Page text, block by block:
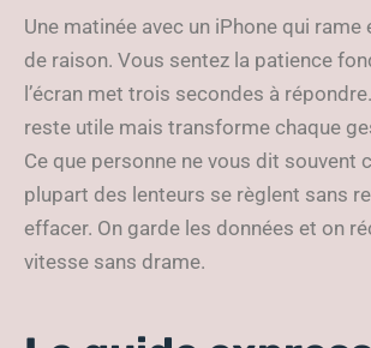
Une matinée avec un iPhone qui rame
de raison. Vous sentez la patience
l’écran met trois secondes à
reste utile mais transforme chaque
Ce que personne ne vous dit souvent
plupart des lenteurs se règlent sans
effacer. On garde les données et on
vitesse sans drame.